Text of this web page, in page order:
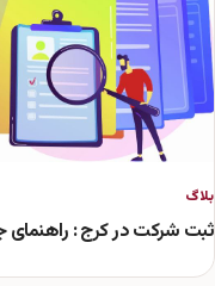
بلاگ
ثبت شرکت در کرج : راهنمای